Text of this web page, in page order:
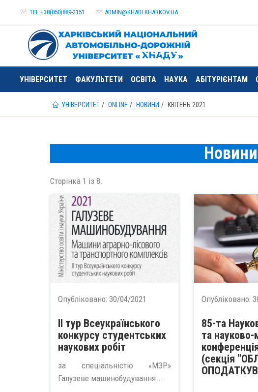
TEL:+38(050)889-2151 ADMIN@KHADI.KHARKOV.UA
УНІВЕРСИТЕТ ФАКУЛЬТЕТИ ОСВІТА НАУКА АБІТУРІЄНТАМ
УНІВЕРСИТЕТ ONLINE НОВИНИ КВІТЕНЬ 2021
Сторінка 1 із 8.
Опубліковано: 30/04/2021
ІІ тур Всеукраїнського
конкурсу студентських
наукових робіт
за спеціальністю «МЗР»
Галузеве машинобудування...
Опубліковано:
85-та
та
(секція